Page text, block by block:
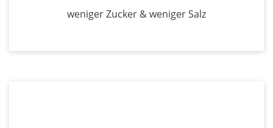
weniger Zucker & weniger Salz